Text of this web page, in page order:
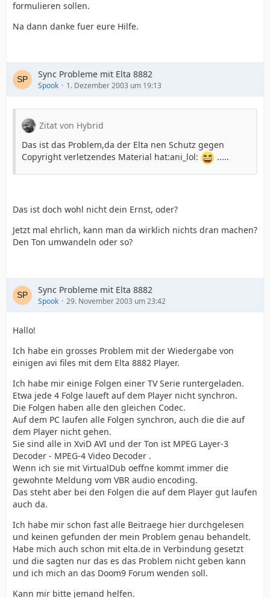
formulieren sollen.
Na dann danke fuer eure Hilfe.
Sync Probleme mit Elta 8882
Spook 1. Dezember 2003 um 19:13
Zitat von Hybrid
Das ist das Problem,da der Elta nen Schutz gegen
Copyright verletzendes Material hat:ani_lol:
.....
Das ist doch wohl nicht dein Ernst, oder?
Jetzt mal ehrlich, kann man da wirklich nichts dran machen?
Den Ton umwandeln oder so?
Sync Probleme mit Elta 8882
Spook 29. November 2003 um 23:42
Hallo!
Ich habe ein grosses Problem mit der Wiedergabe von
einigen avi files mit dem Elta 8882 Player.
Ich habe mir einige Folgen einer TV Serie runtergeladen.
Etwa jede 4 Folge laueft auf dem Player nicht synchron.
Die Folgen haben alle den gleichen Codec.
Auf dem PC laufen alle Folgen synchron, auch die die auf
dem Player nicht gehen.
Sie sind alle in XviD AVI und der Ton ist MPEG Layer-3
Decoder - MPEG-4 Video Decoder .
Wenn ich sie mit VirtualDub oeffne kommt immer die
gewohnte Meldung vom VBR audio encoding.
Das steht aber bei den Folgen die auf dem Player gut laufen
auch da.
Ich habe mir schon fast alle Beitraege hier durchgelesen
und keinen gefunden der mein Problem genau behandelt.
Habe mich auch schon mit elta.de in Verbindung gesetzt
und die sagten nur das es das Problem nicht geben kann
und ich mich an das Doom9 Forum wenden soll.
Kann mir bitte jemand helfen.